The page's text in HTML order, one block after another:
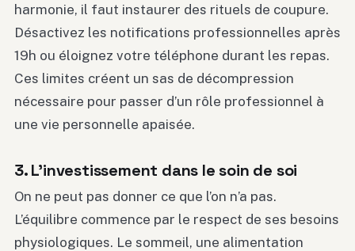
harmonie, il faut instaurer des rituels de coupure.
Désactivez les notifications professionnelles après
19h ou éloignez votre téléphone durant les repas.
Ces limites créent un sas de décompression
nécessaire pour passer d’un rôle professionnel à
une vie personnelle apaisée.
3. L’investissement dans le soin de soi
On ne peut pas donner ce que l’on n’a pas.
L’équilibre commence par le respect de ses besoins
physiologiques. Le sommeil, une alimentation